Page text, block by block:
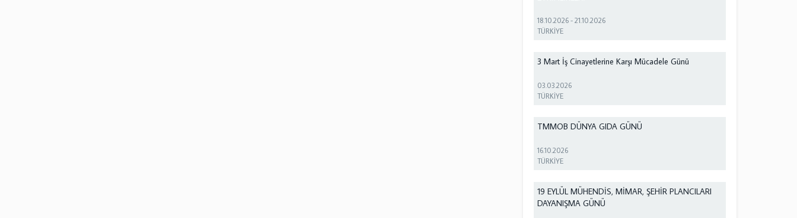
18.10.2026 -21.10.2026
TÜRKİYE
3 Mart İş Cinayetlerine Karşı Mücadele Günü
03.03.2026
TÜRKİYE
TMMOB DÜNYA GIDA GÜNÜ
16.10.2026
TÜRKİYE
19 EYLÜL MÜHENDİS, MİMAR, ŞEHİR PLANCILARI
DAYANIŞMA GÜNÜ